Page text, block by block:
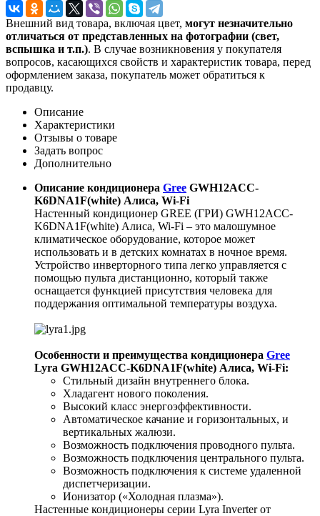
Внешний вид товара, включая цвет, могут незначительно
отличаться от представленных на фотографии (свет,
вспышка и т.п.). В случае возникновения у покупателя
вопросов, касающихся свойств и характеристик товара, перед
оформлением заказа, покупатель может обратиться к
продавцу.
Описание
Характеристики
Отзывы о товаре
Задать вопрос
Дополнительно
Описание кондиционера Gree GWH12ACC-
K6DNA1F(white) Алиса, Wi-Fi
Настенный кондиционер GREE (ГРИ) GWH12ACC-
K6DNA1F(white) Алиса, Wi-Fi – это малошумное
климатическое оборудование, которое может
использовать и в детских комнатах в ночное время.
Устройство инверторного типа легко управляется с
помощью пульта дистанционно, который также
оснащается функцией присутствия человека для
поддержания оптимальной температуры воздуха.
Особенности и преимущества кондиционера Gree
Lyra GWH12ACC-K6DNA1F(white) Алиса, Wi-Fi:
Стильный дизайн внутреннего блока.
Хладагент нового поколения.
Высокий класс энергоэффективности.
Автоматическое качание и горизонтальных, и
вертикальных жалюзи.
Возможность подключения проводного пульта.
Возможность подключения центрального пульта.
Возможность подключения к системе удаленной
диспетчеризации.
Ионизатор («Холодная плазма»).
Настенные кондиционеры серии Lyra Inverter от